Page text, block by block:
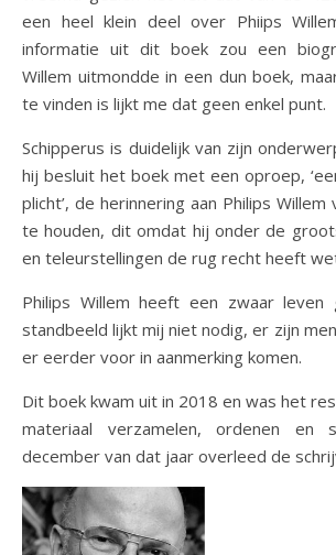
een heel klein deel over Phiips
informatie uit dit boek zou een
Willem uitmondde in een dun boek,
te vinden is lijkt me dat geen enkel punt.
Schipperus is duidelijk van zijn
hij besluit het boek met een oproep,
plicht’, de herinnering aan Philips
te houden, dit omdat hij onder de
en teleurstellingen de rug recht heeft
Philips Willem heeft een zwaar leven
standbeeld lijkt mij niet nodig, er zijn
er eerder voor in aanmerking komen.
Dit boek kwam uit in 2018 en was het
materiaal verzamelen, ordenen en
december van dat jaar overleed de